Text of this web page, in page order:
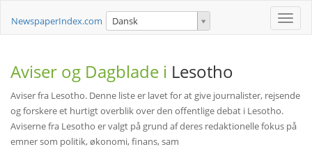
Toggle
NewspaperIndex.com Dansk
Aviser og Dagblade i Lesotho
Aviser fra Lesotho. Denne liste er lavet for at give journalister, rejsende
og forskere et hurtigt overblik over den offentlige debat i Lesotho.
Aviserne fra Lesotho er valgt på grund af deres redaktionelle fokus på
emner som politik, økonomi, finans, sam